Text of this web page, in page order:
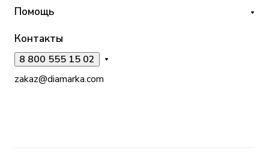
Помощь
Контакты
8 800 555 15 02
zakaz@diamarka.com